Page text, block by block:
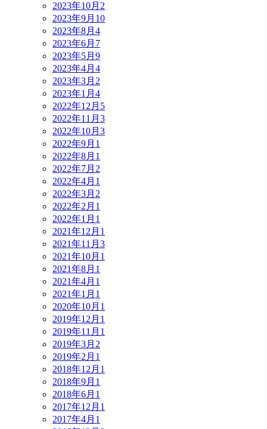
2023年10月 2
2023年9月 10
2023年8月 4
2023年6月 7
2023年5月 9
2023年4月 4
2023年3月 2
2023年1月 4
2022年12月 5
2022年11月 3
2022年10月 3
2022年9月 1
2022年8月 1
2022年7月 2
2022年4月 1
2022年3月 2
2022年2月 1
2022年1月 1
2021年12月 1
2021年11月 3
2021年10月 1
2021年8月 1
2021年4月 1
2021年1月 1
2020年10月 1
2019年12月 1
2019年11月 1
2019年3月 2
2019年2月 1
2018年12月 1
2018年9月 1
2018年6月 1
2017年12月 1
2017年4月 1